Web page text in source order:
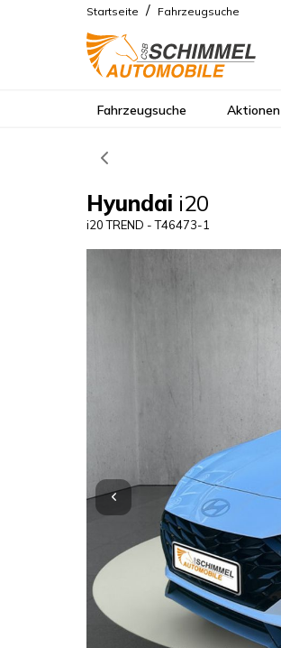
Startseite / Fahrzeugsuche
Fahrzeugsuche Aktionen
Hyundai i20
i20 TREND - T46473-1